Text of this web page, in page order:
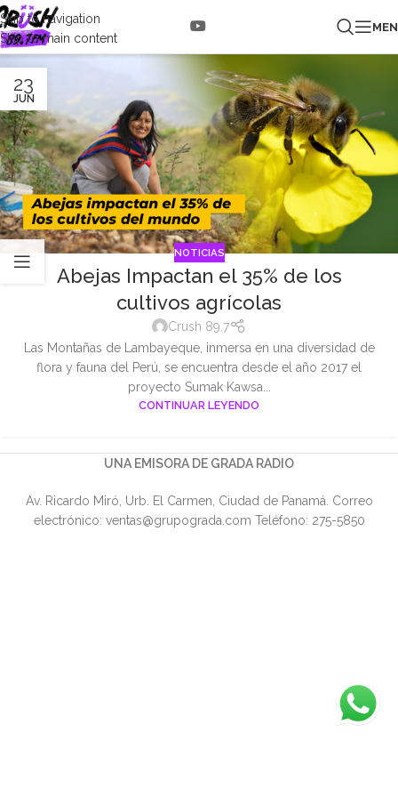
Skip to navigation
Skip to main content
23
JUN
NOTICIAS
Abejas Impactan el 35% de los
cultivos agrícolas
Crush 89.7
Las Montañas de Lambayeque, inmersa en una diversidad de
flora y fauna del Perú, se encuentra desde el año 2017 el
proyecto Sumak Kawsa...
CONTINUAR LEYENDO
UNA EMISORA DE GRADA RADIO
Av. Ricardo Miró, Urb. El Carmen, Ciudad de Panamá. Correo
electrónico: ventas@grupograda.com Teléfono: 275-5850